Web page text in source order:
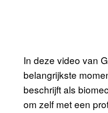
In deze video van
belangrijkste
beschrijft als
om zelf met een